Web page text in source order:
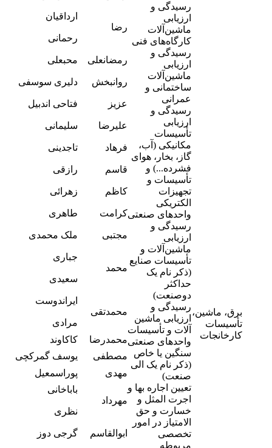
برق، ماشین،
تأسیسات
کارخانجات
رسیدگی و
ارزیابی
ماشین‌آلات
کارگاه‌های فنی
رسیدگی و
ارزیابی
ماشین‌آلات
ساختمانی و
عمرانی
رسیدگی و
ارزیابی
تأسیسات
مکانیکی (آب،
گاز، بخار، هوای
فشرده...) و
تأسیسات و
تجهیزات
الکتریکی
واحدهای صنعتی
رسیدگی و
ارزیابی
ماشین‌آلات و
تأسیسات صنایع
(ذکر نام یک
حداکثر
دوصنعت)
رسیدگی و
ارزیابی ماشین
آلات و تأسیسات
واحدهای صنعتی
سنگین یا خاص
(ذکر نام یک الی
صنعت)
تعیین اجاره بها و
اجرت المثل و
خسارت و حق
الامتیاز در امور
تخصصی
مربوطه
رضا
ارداقیان
رحمانی
رمضانعلی
محبعلی
روانبخش
دلیری سوسفی
عزیز
فتاحی اندبیل
علیرضا
سلیمانی
فرهاد
تاجدینی
قاسم
رازقی
کاظم
زهرائی
کرامت
طاهری
مجتبی
ملک محمدی
محمد
جباری
سعیدی
محمدتقی
ایراندوست
مرادی
محمدرضا
کاکاوند
مصطفی
یوسف گمرکچی
مهدی
پوراسمعیل
مهرداد
باباخانی
نظری
ابوالقاسم
گرجی دوز